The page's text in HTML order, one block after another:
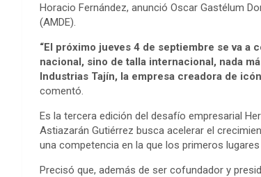
Horacio Fernández, anunció Oscar Gastélum
(AMDE).
“El próximo jueves 4 de septiembre se va
nacional, sino de talla internacional, nada
Industrias Tajín, la empresa creadora de
comentó.
Es la tercera edición del desafío empresarial
Astiazarán Gutiérrez busca acelerar el
una competencia en la que los primeros
Precisó que, además de ser cofundador y